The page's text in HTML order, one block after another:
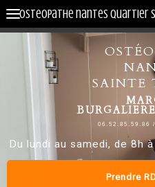
osteopathe nantes quartier
SAINTE
06.52.85.59.86
Du lundi au samedi, de 8h
Prendre